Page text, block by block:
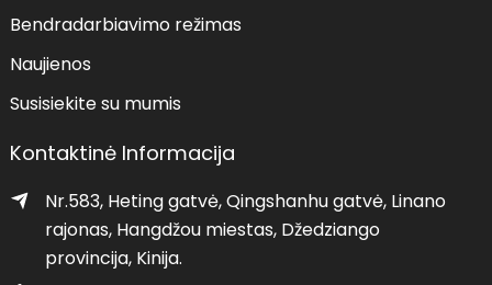
Bendradarbiavimo režimas
Naujienos
Susisiekite su mumis
Kontaktinė Informacija
Nr.583, Heting gatvė, Qingshanhu gatvė, Linano
rajonas, Hangdžou miestas, Džedziango
provincija, Kinija.